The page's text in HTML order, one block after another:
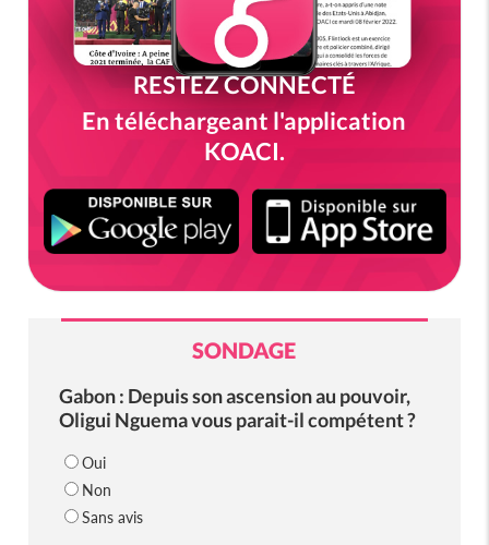
RESTEZ CONNECTÉ
En téléchargeant l'application
KOACI.
SONDAGE
Gabon : Depuis son ascension au pouvoir,
Oligui Nguema vous parait-il compétent ?
Oui
Non
Sans avis